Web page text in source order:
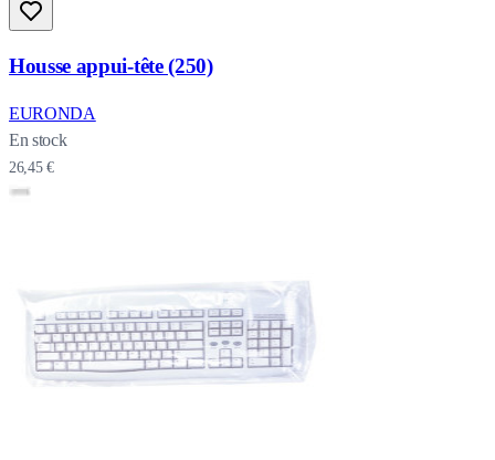
Housse appui-tête (250)
EURONDA
En stock
26,45 €